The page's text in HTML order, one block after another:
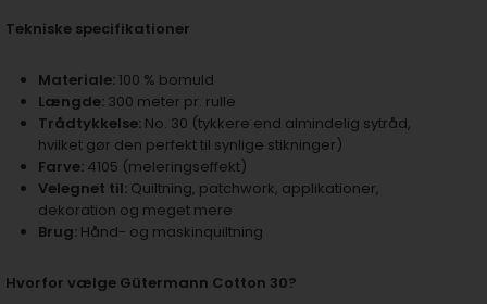
Tekniske specifikationer
Materiale: 100 % bomuld
Længde: 300 meter pr. rulle
Trådtykkelse: No. 30 (tykkere end almindelig sytråd,
hvilket gør den perfekt til synlige stikninger)
Farve: 4105 (meleringseffekt)
Velegnet til: Quiltning, patchwork, applikationer,
dekoration og meget mere
Brug: Hånd- og maskinquiltning
Hvorfor vælge Gütermann Cotton 30?